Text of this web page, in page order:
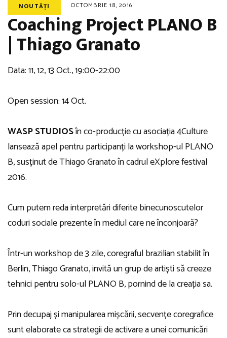
NOUTĂȚI OCTOMBRIE 18, 2016
Coaching Project PLANO B
| Thiago Granato
Data: 11, 12, 13 Oct., 19:00-22:00
Open session: 14 Oct.
WASP STUDIOSîn co-producție cu asociația 4Culture
lansează apel pentru participanți la workshop-ul PLANO
B, susținut de Thiago Granato în cadrul eXplore festival
2016.
Cum putem reda interpretări diferite binecunoscutelor
coduri sociale prezente în mediul care ne înconjoară?
Într-un workshop de 3 zile, coregraful brazilian stabilit în
Berlin, Thiago Granato, invită un grup de artiști să creeze
tehnici pentru solo-ul PLANO B, pornind de la creația sa.
Prin decupaj și manipularea mișcării, secvențe coregrafice
sunt elaborate ca strategii de activare a unei comunicări